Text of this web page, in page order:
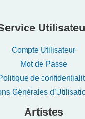
Compte Utilisateur
Mot de Passe
de
Générales
Artistes